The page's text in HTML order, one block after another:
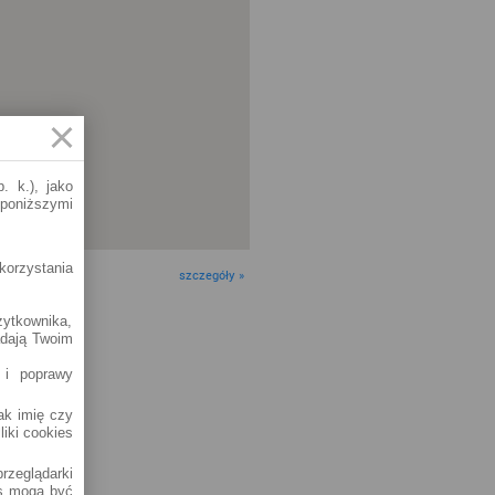
szczegóły »
k.), jako
Twoim
poprawy
imię czy
cookies
mogą być